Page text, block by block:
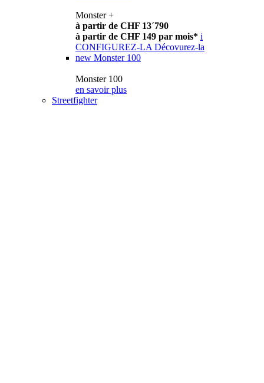
Monster +
à partir de CHF 13´790
à partir de CHF 149 par mois* i
CONFIGUREZ-LA Décovurez-la
new Monster 100
Monster 100
en savoir plus
Streetfighter